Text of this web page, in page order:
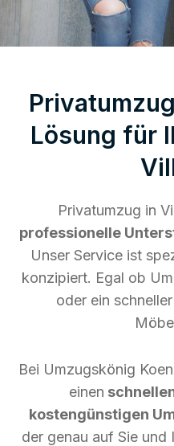
Lösung für
Privatumzug in
professionelle
Unser Service ist
konzipiert. Egal ob
oder ein
Bei Umzugskönig
einen
kostengünstigen
der genau auf Sie und